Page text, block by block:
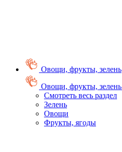
Овощи, фрукты, зелень
Овощи, фрукты, зелень
Смотреть весь раздел
Зелень
Овощи
Фрукты, ягоды